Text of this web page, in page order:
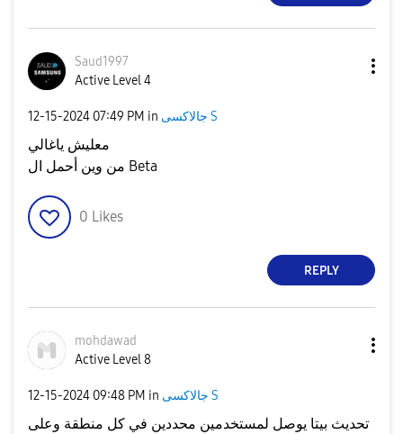
Saud1997
Active Level 4
‎12-15-2024 07:49 PM in جالاكسى S
معليش ياغالي
من وين أحمل ال Beta
0 Likes
REPLY
mohdawad
Active Level 8
‎12-15-2024 09:48 PM in جالاكسى S
تحديث بيتا يوصل لمستخدمين محددين في كل منطقة وعلى